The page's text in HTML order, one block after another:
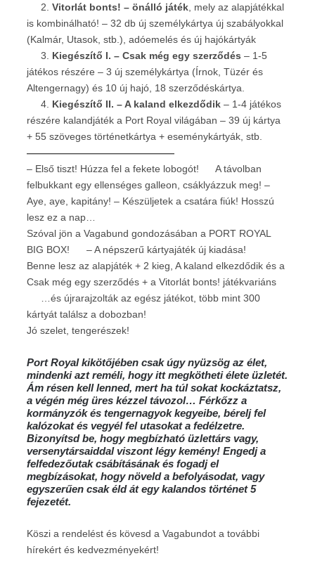
2. Vitorlát bonts! – önálló játék , mely az alapjátékkal
is kombinálható! – 32 db új személykártya új szabályokkal
(Kalmár, Utasok, stb.), adóemelés és új hajókártyák
3. Kiegészítő I. – Csak még egy szerződés – 1-5
játékos részére – 3 új személykártya (Írnok, Tüzér és
Altengernagy) és 10 új hajó, 18 szerződéskártya.
4. Kiegészítő II. – A kaland elkezdődik – 1-4 játékos
részére kalandjáték a Port Royal világában – 39 új kártya
+ 55 szöveges történetkártya + eseménykártyák, stb.
———————————————
– Első tiszt! Húzza fel a fekete lobogót!
A távolban
felbukkant egy ellenséges galleon, csáklyázzuk meg! –
Aye, aye, kapitány! – Készüljetek a csatára fiúk! Hosszú
lesz ez a nap…
Szóval jön a Vagabund gondozásában a PORT ROYAL
BIG BOX!
– A népszerű kártyajáték új kiadása!
Benne lesz az alapjáték + 2 kieg, A kaland elkezdődik és a
Csak még egy szerződés + a Vitorlát bonts! játékvariáns
…és újrarajzolták az egész játékot, több mint 300
kártyát találsz a dobozban!
Jó szelet, tengerészek!
Port Royal kikötőjében csak úgy nyüzsög az élet,
mindenkiazt reméli, hogy itt megkötheti élete üzletét.
Ám résen kelllenned, mert ha túl sokat kockáztatsz,
a végén még üres kézzel távozol… Férkőzz a
kormányzók és tengernagyok kegyeibe, bérelj fel
kalózokat és vegyél fel utasokat a fedélzetre.
Bizonyítsd be, hogy megbízható üzlettárs vagy,
versenytársaiddal viszont légy kemény! Engedj a
felfedezőutak csábításának és fogadj el
megbízásokat, hogy növeld a befolyásodat, vagy
egyszerűen csak éld át egy kalandos történet 5
fejezetét.
Köszi a rendelést és kövesd a Vagabundot a további
hírekért és kedvezményekért!